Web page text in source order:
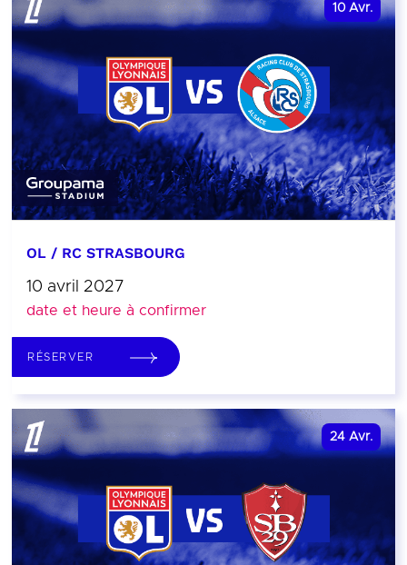
10 Avr.
OL / RC STRASBOURG
10 avril 2027
date et heure à confirmer
RÉSERVER
24 Avr.